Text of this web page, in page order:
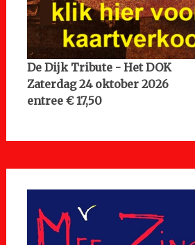
De Dijk Tribute - Het DOK
Zaterdag 24 oktober 2026
entree € 17,50